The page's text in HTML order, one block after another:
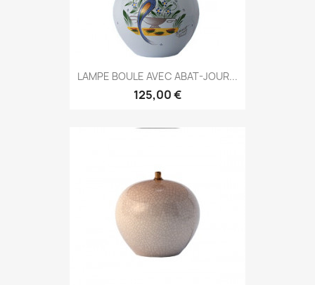
LAMPE BOULE AVEC ABAT-JOUR...
125,00 €